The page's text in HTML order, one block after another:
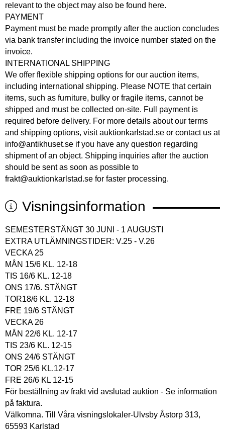
relevant to the object may also be found here.
PAYMENT
Payment must be made promptly after the auction concludes
via bank transfer including the invoice number stated on the
invoice.
INTERNATIONAL SHIPPING
We offer flexible shipping options for our auction items,
including international shipping. Please NOTE that certain
items, such as furniture, bulky or fragile items, cannot be
shipped and must be collected on-site. Full payment is
required before delivery. For more details about our terms
and shipping options, visit auktionkarlstad.se or contact us at
info@antikhuset.se if you have any question regarding
shipment of an object. Shipping inquiries after the auction
should be sent as soon as possible to
frakt@auktionkarlstad.se for faster processing.
Visningsinformation
SEMESTERSTÄNGT 30 JUNI - 1 AUGUSTI
EXTRA UTLÄMNINGSTIDER: V.25 - V.26
VECKA 25
MÅN 15/6 KL. 12-18
TIS 16/6 KL. 12-18
ONS 17/6. STÄNGT
TOR18/6 KL. 12-18
FRE 19/6 STÄNGT
VECKA 26
MÅN 22/6 KL. 12-17
TIS 23/6 KL. 12-15
ONS 24/6 STÄNGT
TOR 25/6 KL.12-17
FRE 26/6 KL 12-15
För beställning av frakt vid avslutad auktion - Se information
på faktura.
Välkomna. Till Våra visningslokaler-Ulvsby Åstorp 313,
65593 Karlstad